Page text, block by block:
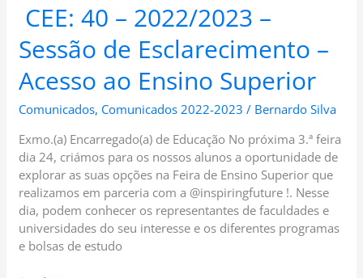
CEE: 40 – 2022/2023 –
Sessão de Esclarecimento –
Acesso ao Ensino Superior
Comunicados, Comunicados 2022-2023 / Bernardo Silva
Exmo.(a) Encarregado(a) de Educação No próxima 3.ª feira
dia 24, criámos para os nossos alunos a oportunidade de
explorar as suas opções na Feira de Ensino Superior que
realizamos em parceria com a @inspiringfuture !. Nesse
dia, podem conhecer os representantes de faculdades e
universidades do seu interesse e os diferentes programas
e bolsas de estudo